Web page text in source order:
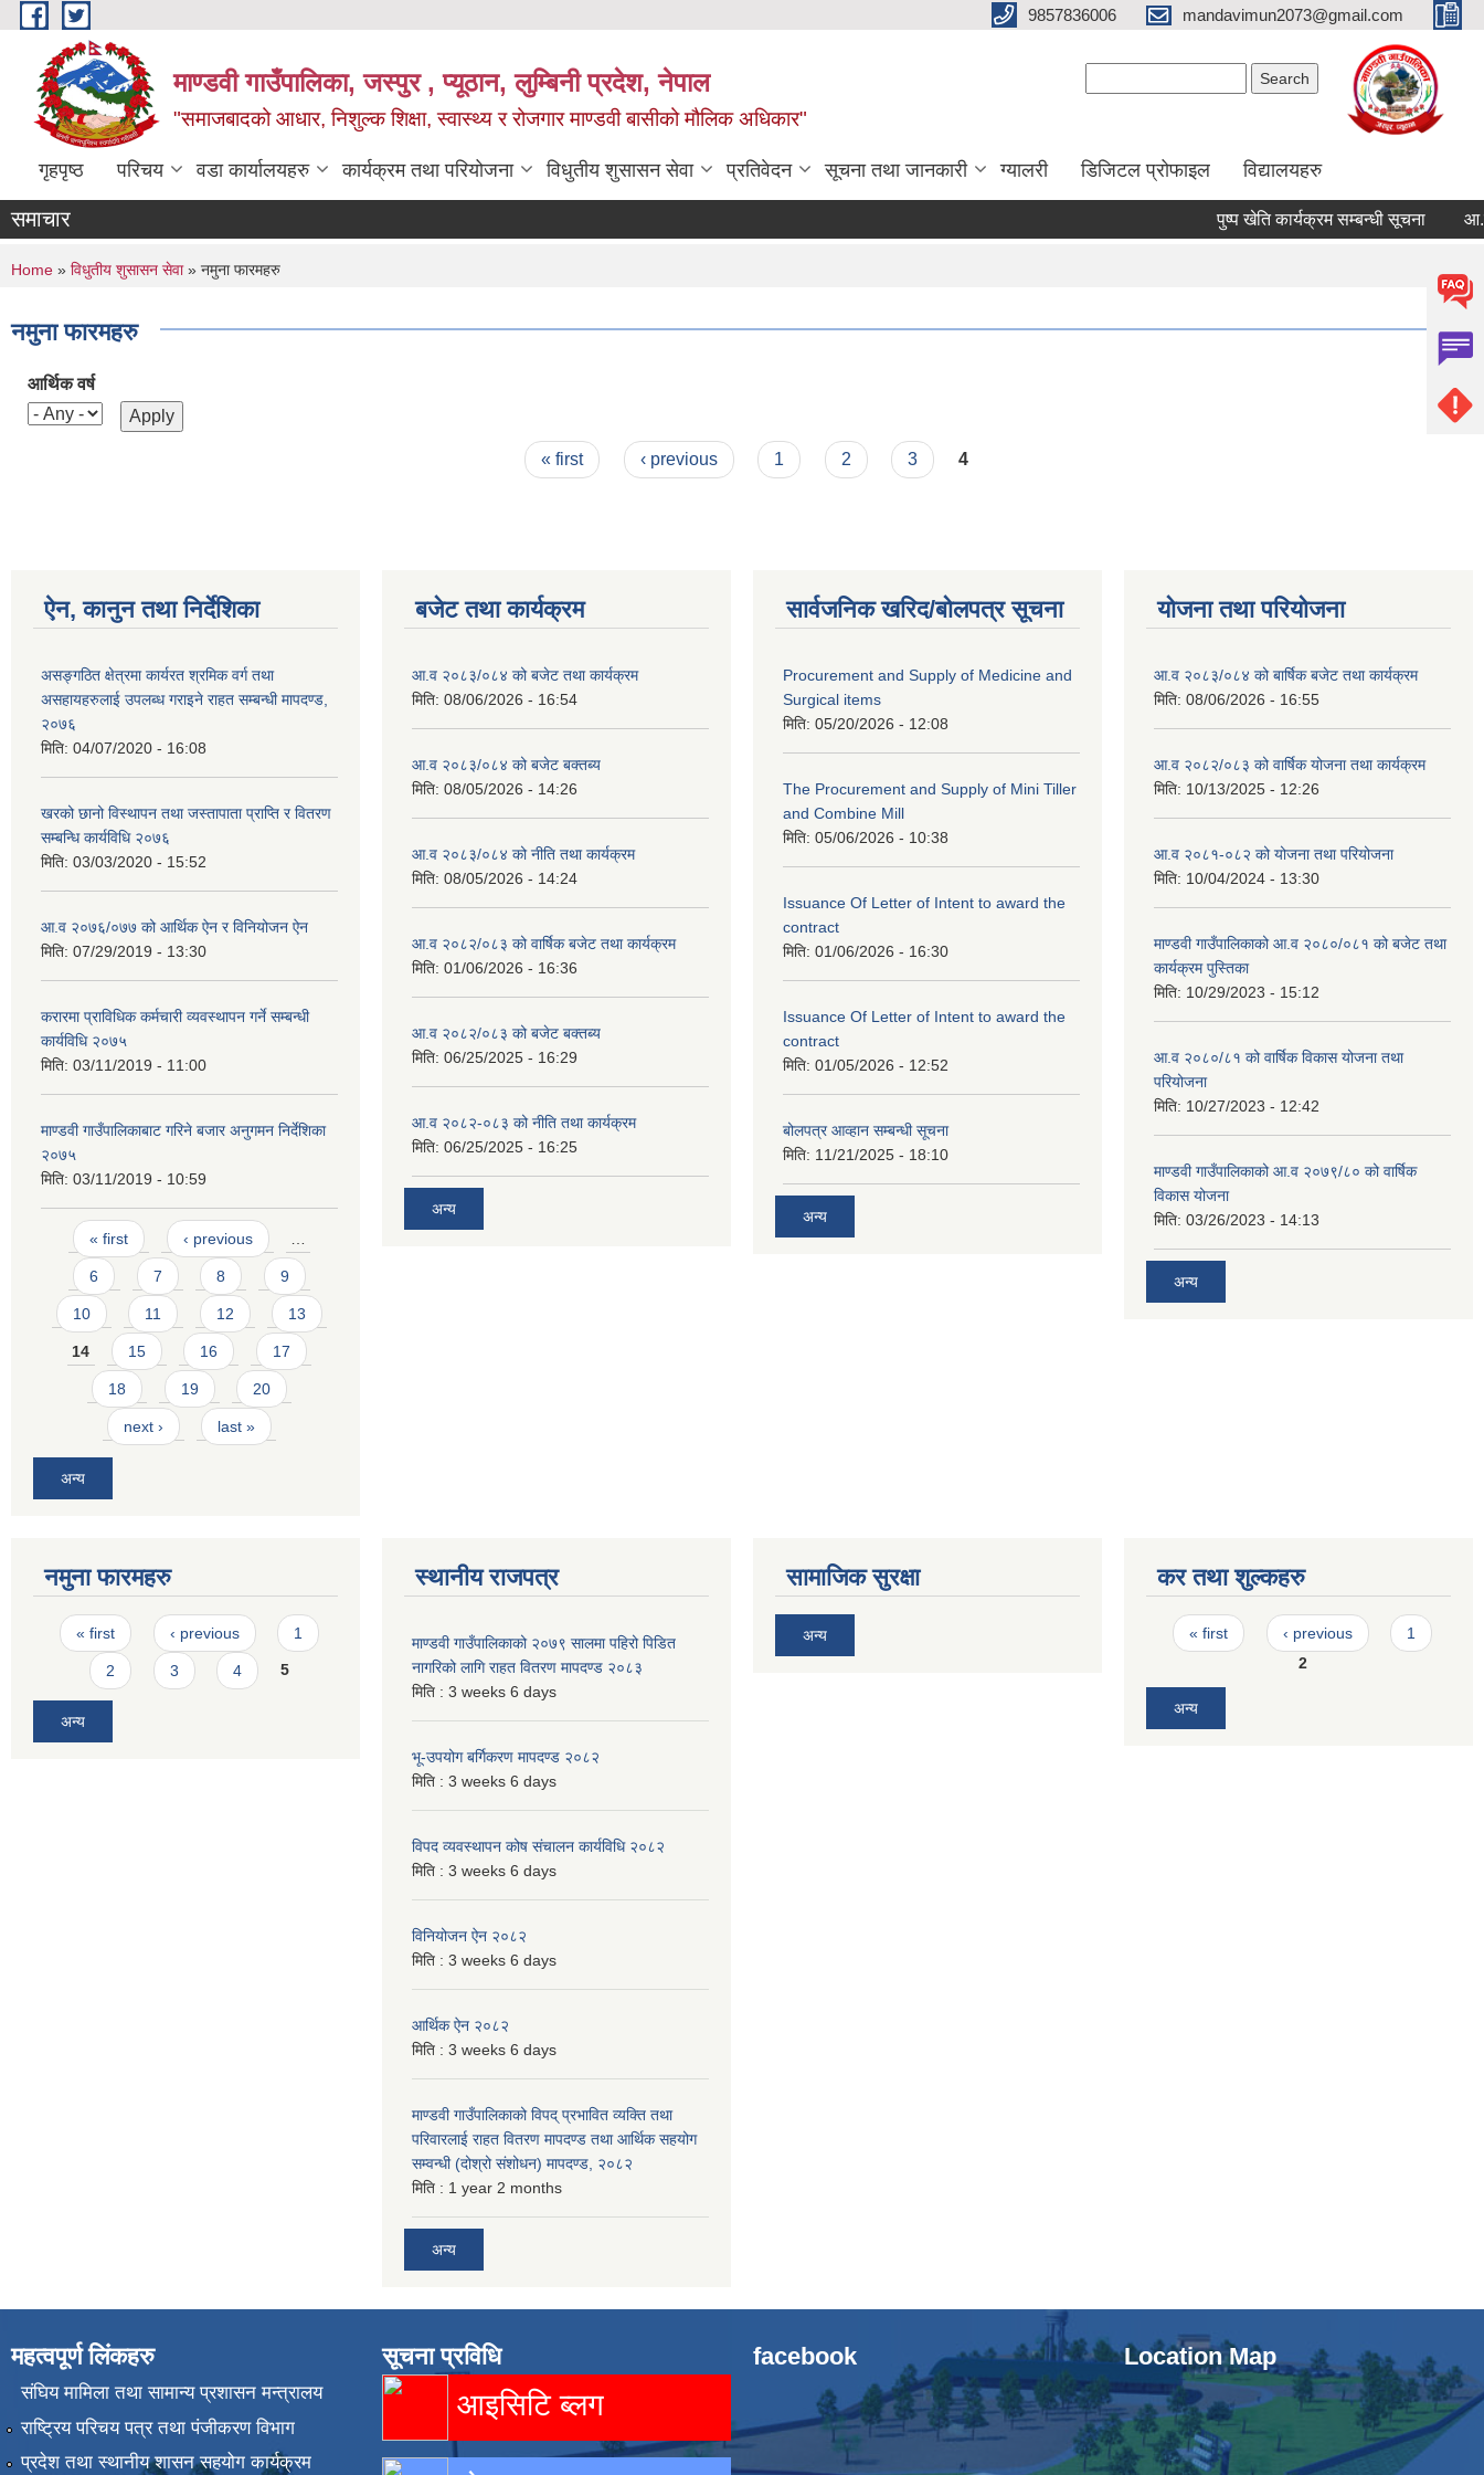
Skip to main content 9857836006 mandavimun2073@gmail.com
माण्डवी गाउँपालिका, जस्पुर , प्यूठान, लुम्बिनी प्रदेश, नेपाल
"समाजबादको आधार, निशुल्क शिक्षा, स्वास्थ्य र रोजगार माण्डवी बासीको मौलिक अधिकार"
गृहपृष्ठ परिचय वडा कार्यालयहरु कार्यक्रम तथा परियोजना विधुतीय शुसासन सेवा प्रतिवेदन सूचना तथा जानकारी ग्यालरी डिजिटल प्रोफाइल विद्यालयहरु
समाचार पुष्प खेति कार्यक्रम सम्बन्धी सूचना आ.व
You are here
Home » विधुतीय शुसासन सेवा» नमुना फारमहरु
नमुना फारमहरु
आर्थिक वर्ष
« first ‹ previous 1 2 3 4
ऐन, कानुन तथा निर्देशिका
असङ्गठित क्षेत्रमा कार्यरत श्रमिक वर्ग तथा
असहायहरुलाई उपलब्ध गराइने राहत सम्बन्धी मापदण्ड,
२०७६
मिति: 04/07/2020 - 16:08
खरको छानो विस्थापन तथा जस्तापाता प्राप्ति र वितरण
सम्बन्धि कार्यविधि २०७६
मिति: 03/03/2020 - 15:52
आ.व २०७६/०७७ को आर्थिक ऐन र विनियोजन ऐन
मिति: 07/29/2019 - 13:30
करारमा प्राविधिक कर्मचारी व्यवस्थापन गर्ने सम्बन्धी
कार्यविधि २०७५
मिति: 03/11/2019 - 11:00
माण्डवी गाउँपालिकाबाट गरिने बजार अनुगमन निर्देशिका
२०७५
मिति: 03/11/2019 - 10:59
Pages
« first ‹ previous
6 7 8 9
10 11 12 13
14 15 16 17
18 19 20
next › last »
अन्य
बजेट तथा कार्यक्रम
आ.व २०८३/०८४ को बजेट तथा कार्यक्रम
मिति: 08/06/2026 - 16:54
आ.व २०८३/०८४ को बजेट बक्तब्य
मिति: 08/05/2026 - 14:26
आ.व २०८३/०८४ को नीति तथा कार्यक्रम
मिति: 08/05/2026 - 14:24
आ.व २०८२/०८३ को वार्षिक बजेट तथा कार्यक्रम
मिति: 01/06/2026 - 16:36
आ.व २०८२/०८३ को बजेट बक्तब्य
मिति: 06/25/2025 - 16:29
आ.व २०८२-०८३ को नीति तथा कार्यक्रम
मिति: 06/25/2025 - 16:25
अन्य
सार्वजनिक खरिद/बोलपत्र सूचना
Procurement and Supply of Medicine and
Surgical items
मिति: 05/20/2026 - 12:08
The Procurement and Supply of Mini Tiller
and Combine Mill
मिति: 05/06/2026 - 10:38
Issuance Of Letter of Intent to award the
contract
मिति: 01/06/2026 - 16:30
Issuance Of Letter of Intent to award the
contract
मिति: 01/05/2026 - 12:52
बोलपत्र आव्हान सम्बन्धी सूचना
मिति: 11/21/2025 - 18:10
अन्य
योजना तथा परियोजना
आ.व २०८३/०८४ को बार्षिक बजेट तथा कार्यक्रम
मिति: 08/06/2026 - 16:55
आ.व २०८२/०८३ को वार्षिक योजना तथा कार्यक्रम
मिति: 10/13/2025 - 12:26
आ.व २०८१-०८२ को योजना तथा परियोजना
मिति: 10/04/2024 - 13:30
माण्डवी गाउँपालिकाको आ.व २०८०/०८१ को बजेट तथा
कार्यक्रम पुस्तिका
मिति: 10/29/2023 - 15:12
आ.व २०८०/८१ को वार्षिक विकास योजना तथा
परियोजना
मिति: 10/27/2023 - 12:42
माण्डवी गाउँपालिकाको आ.व २०७९/८० को वार्षिक
विकास योजना
मिति: 03/26/2023 - 14:13
अन्य
नमुना फारमहरु
Pages
« first ‹ previous 1
2 3 4 5
अन्य
स्थानीय राजपत्र
माण्डवी गाउँपालिकाको २०७९ सालमा पहिरो पिडित
नागरिको लागि राहत वितरण मापदण्ड २०८३
मिति : 3 weeks 6 days
भू-उपयोग बर्गिकरण मापदण्ड २०८२
मिति : 3 weeks 6 days
विपद व्यवस्थापन कोष संचालन कार्यविधि २०८२
मिति : 3 weeks 6 days
विनियोजन ऐन २०८२
मिति : 3 weeks 6 days
आर्थिक ऐन २०८२
मिति : 3 weeks 6 days
माण्डवी गाउँपालिकाको विपद् प्रभावित व्यक्ति तथा
परिवारलाई राहत वितरण मापदण्ड तथा आर्थिक सहयोग
सम्वन्धी (दोश्रो संशोधन) मापदण्ड, २०८२
मिति : 1 year 2 months
अन्य
सामाजिक सुरक्षा
अन्य
कर तथा शुल्कहरु
Pages
« first ‹ previous
1
2
अन्य
महत्वपूर्ण लिंकहरु
संघिय मामिला तथा सामान्य प्रशासन मन्त्रालय
राष्ट्रिय परिचय पत्र तथा पंजीकरण विभाग
प्रदेश तथा स्थानीय शासन सहयोग कार्यक्रम
सूचना प्रविधि
आइसिटि ब्लग
facebook Location Map